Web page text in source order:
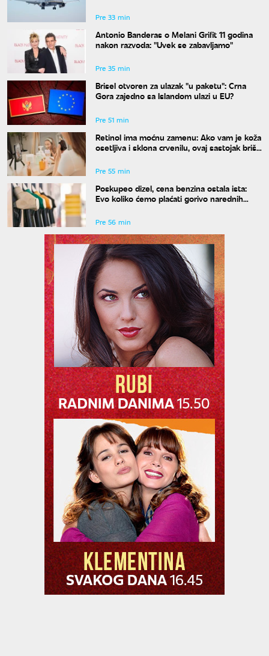
Pre 33 min
Antonio Banderas o Melani Grifit 11 godina
nakon razvoda: "Uvek se zabavljamo"
Pre 35 min
Brisel otvoren za ulazak "u paketu": Crna
Gora zajedno sa Islandom ulazi u EU?
Pre 51 min
Retinol ima moćnu zamenu: Ako vam je koža
osetljiva i sklona crvenilu, ovaj sastojak briše
Pre 55 min
Poskupeo dizel, cena benzina ostala ista:
Evo koliko ćemo plaćati gorivo narednih
Pre 56 min